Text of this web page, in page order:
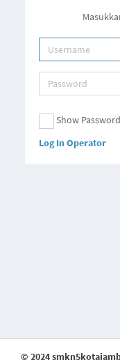
Show Password
Log In Operator
© 2024